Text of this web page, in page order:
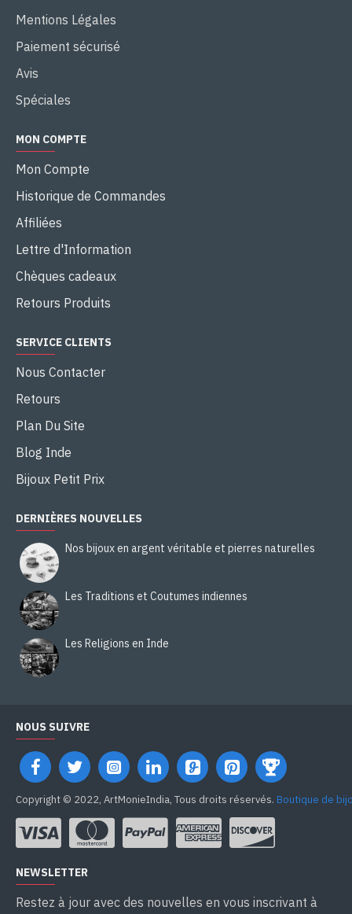
Mentions Légales
Paiement sécurisé
Avis
Spéciales
MON COMPTE
Mon Compte
Historique de Commandes
Affiliées
Lettre d'Information
Chèques cadeaux
Retours Produits
SERVICE CLIENTS
Nous Contacter
Retours
Plan Du Site
Blog Inde
Bijoux Petit Prix
DERNIÈRES NOUVELLES
Nos bijoux en argent véritable et pierres naturelles
Les Traditions et Coutumes indiennes
Les Religions en Inde
NOUS SUIVRE
Copyright © 2022, ArtMonieIndia, Tous droits réservés. Boutique de
NEWSLETTER
Restez à jour avec des nouvelles en vous inscrivant à